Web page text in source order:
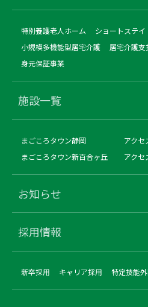
特別養護老人ホーム ショートステイ
小規模多機能型居宅介護
居宅介護支
身元保証事業
施設一覧
まごころタウン静岡
アクセ
まごころタウン新百合ヶ丘
アクセ
お知らせ
採用情報
新卒採用 キャリア採用 特定技能